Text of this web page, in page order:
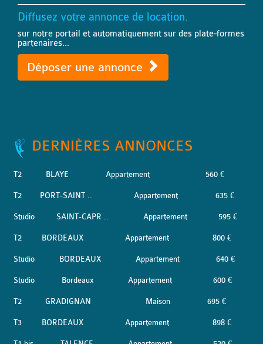
Diffusez votre annonce de location.
sur notre portail et automatiquement sur des plate-formes
partenaires...
Déposer une annonce
DERNIÈRES ANNONCES
T2 BLAYE Appartement 560 €
T2 PORT-SAINT .. Appartement 635 €
Studio SAINT-CAPR .. Appartement 595 €
T2 BORDEAUX Appartement 800 €
Studio BORDEAUX Appartement 640 €
Studio Bordeaux Appartement 600 €
T2 GRADIGNAN Maison 695 €
T3 BORDEAUX Appartement 898 €